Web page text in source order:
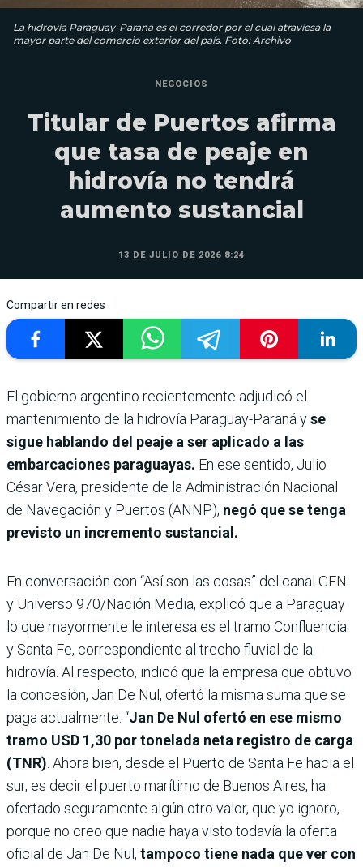
La hidrovía Paraguay-Paraná es el corredor por el cual atraviesa la
mayor parte del comercio exterior del país. Foto: Archivo
NEGOCIOS
Titular de Puertos afirma
que tasa de peaje en
hidrovía no tendrá
aumento sustancial
13 DE JULIO DE 2026 8:24
Compartir en redes
El gobierno argentino recientemente adjudicó el
mantenimiento de la hidrovía Paraguay-Paraná yse
sigue hablando del peaje a ser aplicado a las
embarcaciones paraguayas. En ese sentido, Julio
César Vera, presidente de la Administración Nacional
de Navegación y Puertos (ANNP), negó que se tenga
previsto un incremento sustancial.
En conversación con “Así son las cosas” del canal GEN
y Universo 970/Nación Media, explicó que a Paraguay
lo que mayormente le interesa es el tramo Confluencia
y Santa Fe, correspondiente al trecho fluvial de la
hidrovía. Al respecto, indicó que la empresa que obtuvo
la concesión, Jan De Nul, ofertó la misma suma que se
paga actualmente. “Jan De Nul ofertó en ese mismo
tramo USD 1,30 por tonelada neta registro de carga
(TNR). Ahora bien, desde el Puerto de Santa Fe hacia el
sur, es decir el puerto marítimo de Buenos Aires, ha
ofertado seguramente algún otro valor, que yo ignoro,
porque no creo que nadie haya visto todavía la oferta
oficial de Jan De Nul, tampoco tiene nada que ver con